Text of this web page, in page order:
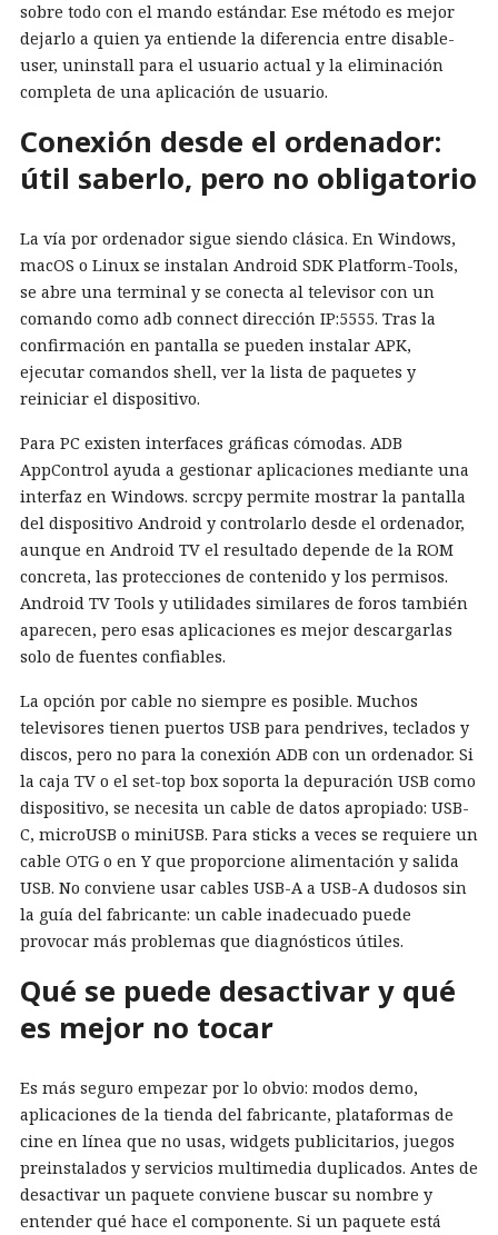
sobre todo con el mando estándar. Ese método es mejor
dejarlo a quien ya entiende la diferencia entre disable-
user, uninstall para el usuario actual y la eliminación
completa de una aplicación de usuario.
Conexión desde el ordenador:
útil saberlo, pero no obligatorio
La vía por ordenador sigue siendo clásica. En Windows,
macOS o Linux se instalan Android SDK Platform-Tools,
se abre una terminal y se conecta al televisor con un
comando como adb connect dirección IP:5555. Tras la
confirmación en pantalla se pueden instalar APK,
ejecutar comandos shell, ver la lista de paquetes y
reiniciar el dispositivo.
Para PC existen interfaces gráficas cómodas. ADB
AppControl ayuda a gestionar aplicaciones mediante una
interfaz en Windows. scrcpy permite mostrar la pantalla
del dispositivo Android y controlarlo desde el ordenador,
aunque en Android TV el resultado depende de la ROM
concreta, las protecciones de contenido y los permisos.
Android TV Tools y utilidades similares de foros también
aparecen, pero esas aplicaciones es mejor descargarlas
solo de fuentes confiables.
La opción por cable no siempre es posible. Muchos
televisores tienen puertos USB para pendrives, teclados y
discos, pero no para la conexión ADB con un ordenador. Si
la caja TV o el set-top box soporta la depuración USB como
dispositivo, se necesita un cable de datos apropiado: USB-
C, microUSB o miniUSB. Para sticks a veces se requiere un
cable OTG o en Y que proporcione alimentación y salida
USB. No conviene usar cables USB-A a USB-A dudosos sin
la guía del fabricante: un cable inadecuado puede
provocar más problemas que diagnósticos útiles.
Qué se puede desactivar y qué
es mejor no tocar
Es más seguro empezar por lo obvio: modos demo,
aplicaciones de la tienda del fabricante, plataformas de
cine en línea que no usas, widgets publicitarios, juegos
preinstalados y servicios multimedia duplicados. Antes de
desactivar un paquete conviene buscar su nombre y
entender qué hace el componente. Si un paquete está